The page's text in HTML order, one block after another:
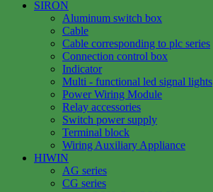
SIRON
Aluminum switch box
Cable
Cable corresponding to plc series
Connection control box
Indicator
Multi - functional led signal lights
Power Wiring Module
Relay accessories
Switch power supply
Terminal block
Wiring Auxiliary Appliance
HIWIN
AG series
CG series